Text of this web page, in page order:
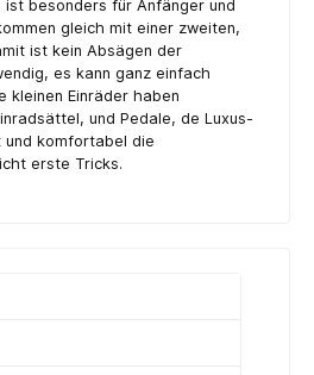
ist besonders für Anfänger und
gleich mit einer zweiten,
ist kein Absägen der
es kann ganz einfach
kleinen Einräder haben
und Pedale, de Luxus-
komfortabel die
erste Tricks.